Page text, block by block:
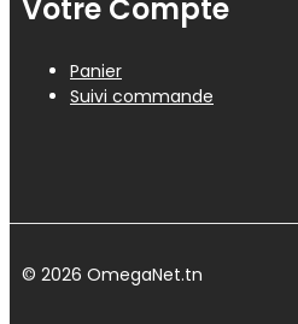
Votre Compte
Panier
Suivi commande
© 2026 OmegaNet.tn